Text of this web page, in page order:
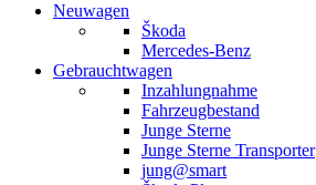
Neuwagen
Škoda
Mercedes-Benz
Gebrauchtwagen
Inzahlungnahme
Fahrzeugbestand
Junge Sterne
Junge Sterne Transporter
jung@smart